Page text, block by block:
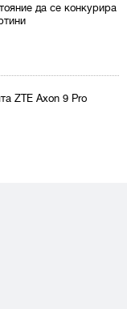
да се конкурира
ZTE Axon 9 Pro